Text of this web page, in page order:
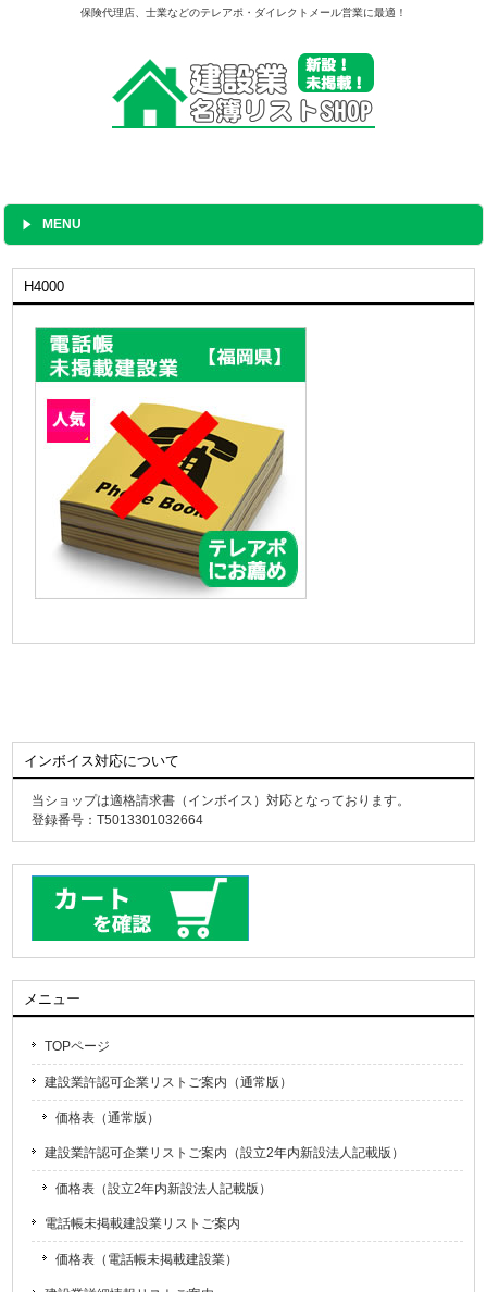
保険代理店、士業などのテレアポ・ダイレクトメール営業に最適！
MENU
H4000
インボイス対応について
当ショップは適格請求書（インボイス）対応となっております。
登録番号：T5013301032664
メニュー
TOPページ
建設業許認可企業リストご案内（通常版）
価格表（通常版）
建設業許認可企業リストご案内（設立2年内新設法人記載版）
価格表（設立2年内新設法人記載版）
電話帳未掲載建設業リストご案内
価格表（電話帳未掲載建設業）